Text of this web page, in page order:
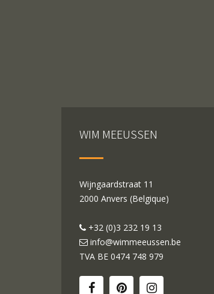
WIM MEEUSSEN
Wijngaardstraat 11
2000 Anvers (Belgique)
+32 (0)3 232 19 13
info@wimmeeussen.be
TVA BE 0474 748 979